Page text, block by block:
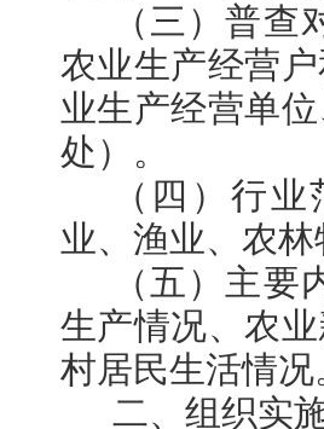
（三）普
农业生产经营
业生产经营单
处）。
（四）行
业、渔业、农林
（五）主
生产情况、农
村居民生活情况
二、组织实